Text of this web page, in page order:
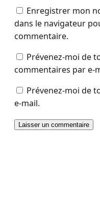
Enregistrer mon
dans le navigateur
commentaire.
Prévenez-moi de
commentaires par e-
Prévenez-moi de
e-mail.